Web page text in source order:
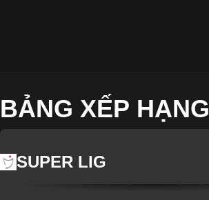
BẢNG XẾP HẠNG
SUPER LIG